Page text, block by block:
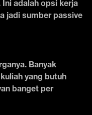
adalah opsi kerja
jadi sumber passive
Banyak
yang butuh
banget per